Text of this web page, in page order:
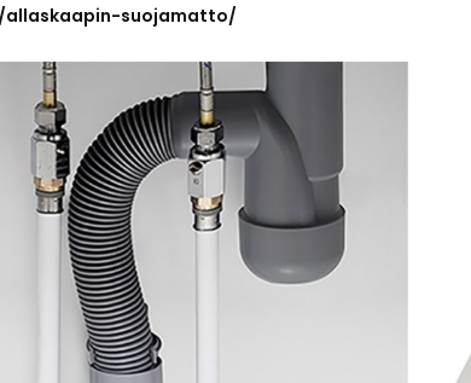
suojamatto/